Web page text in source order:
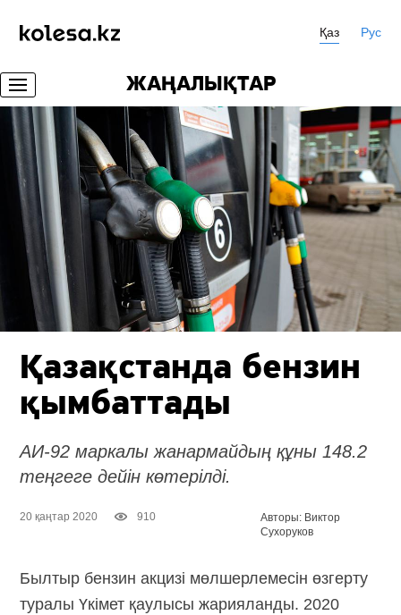
Қаз Рус
ЖАҢАЛЫҚТАР
Қазақстанда бензин
қымбаттады
АИ-92 маркалы жанармайдың құны 148.2
теңгеге дейін көтерілді.
20 қаңтар 2020 910
Авторы: Виктор
Сухоруков
Былтыр бензин акцизі мөлшерлемесін өзгерту
туралы Үкімет қаулысы жарияланды. 2020